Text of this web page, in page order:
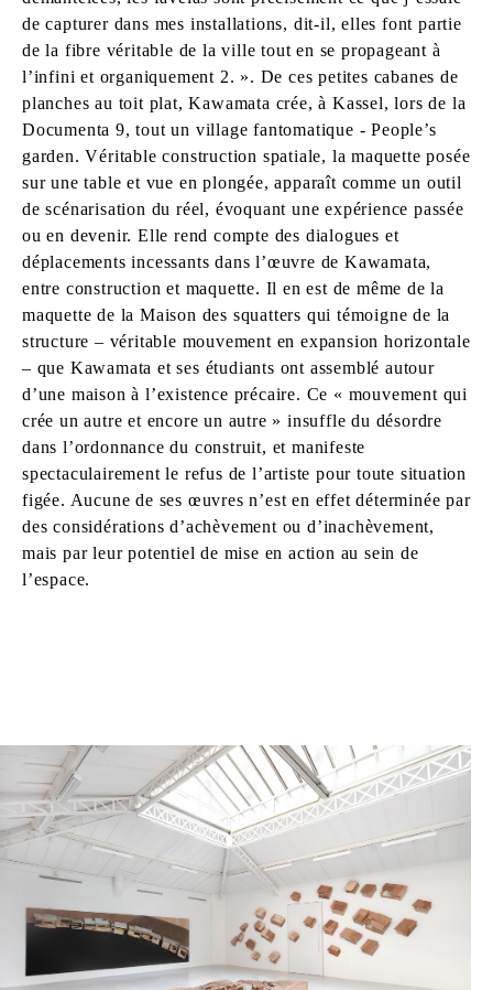
de capturer dans mes installations, dit-il, elles font partie
de la fibre véritable de la ville tout en se propageant à
l’infini et organiquement 2. ». De ces petites cabanes de
planches au toit plat, Kawamata crée, à Kassel, lors de la
Documenta 9, tout un village fantomatique - People’s
garden. Véritable construction spatiale, la maquette posée
sur une table et vue en plongée, apparaît comme un outil
de scénarisation du réel, évoquant une expérience passée
ou en devenir. Elle rend compte des dialogues et
déplacements incessants dans l’œuvre de Kawamata,
entre construction et maquette. Il en est de même de la
maquette de la Maison des squatters qui témoigne de la
structure – véritable mouvement en expansion horizontale
– que Kawamata et ses étudiants ont assemblé autour
d’une maison à l’existence précaire. Ce « mouvement qui
crée un autre et encore un autre » insuffle du désordre
dans l’ordonnance du construit, et manifeste
spectaculairement le refus de l’artiste pour toute situation
figée. Aucune de ses œuvres n’est en effet déterminée par
des considérations d’achèvement ou d’inachèvement,
mais par leur potentiel de mise en action au sein de
l’espace.